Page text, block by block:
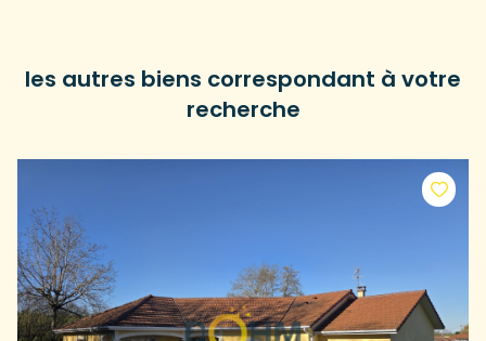
les autres biens correspondant à votre
recherche